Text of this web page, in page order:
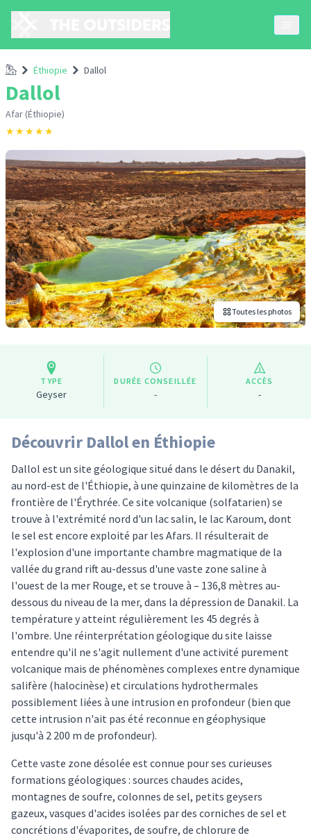
AccueilÉthiopie Dallol
Dallol
Afar (Éthiopie)
★★★★★
Toutes les photos
TYPE
Geyser
DURÉE CONSEILLÉE
-
ACCÈS
-
Découvrir Dallol en Éthiopie
Dallol est un site géologique situé dans le désert du Danakil,
au nord-est de l'Éthiopie, à une quinzaine de kilomètres de la
frontière de l'Érythrée. Ce site volcanique (solfatarien) se
trouve à l'extrémité nord d'un lac salin, le lac Karoum, dont
le sel est encore exploité par les Afars. Il résulterait de
l'explosion d'une importante chambre magmatique de la
vallée du grand rift au-dessus d'une vaste zone saline à
l'ouest de la mer Rouge, et se trouve à – 136,8 mètres au-
dessous du niveau de la mer, dans la dépression de Danakil. La
température y atteint régulièrement les 45 degrés à
l'ombre. Une réinterprétation géologique du site laisse
entendre qu'il ne s'agit nullement d'une activité purement
volcanique mais de phénomènes complexes entre dynamique
salifère (halocinèse) et circulations hydrothermales
possiblement liées à une intrusion en profondeur (bien que
cette intrusion n'ait pas été reconnue en géophysique
jusqu'à 2 200 m de profondeur).
Cette vaste zone désolée est connue pour ses curieuses
formations géologiques : sources chaudes acides,
montagnes de soufre, colonnes de sel, petits geysers
gazeux, vasques d'acides isolées par des corniches de sel et
concrétions d'évaporites, de soufre, de chlorure de